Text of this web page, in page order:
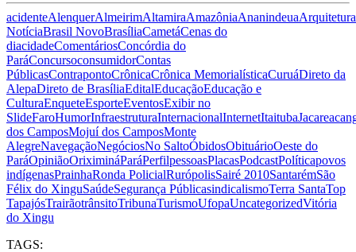
acidenteAlenquerAlmeirimAltamiraAmazôniaAnanindeuaArquitetura
NotíciaBrasil NovoBrasíliaCametáCenas do
diacidadeComentáriosConcórdia do
ParáConcursoconsumidorContas
PúblicasContrapontoCrônicaCrônica MemorialísticaCuruáDireto da
AlepaDireto de BrasíliaEditalEducaçãoEducação e
CulturaEnqueteEsporteEventosExibir no
SlideFaroHumorInfraestruturaInternacionalInternetItaituba
dos CamposMojuí dos CamposMonte
AlegreNavegaçãoNegóciosNo SaltoÓbidosObituárioOeste do
ParáOpiniãoOriximináParáPerfilpessoasPlacasPodcastPolíticapovos
indígenasPrainhaRonda PolicialRurópolisSairé 2010SantarémSão
Félix do XinguSaúdeSegurança PúblicasindicalismoTerra SantaTop
TapajósTrairãotrânsitoTribunaTurismoUfopaUncategorizedVitória
do Xingu
TAGS: